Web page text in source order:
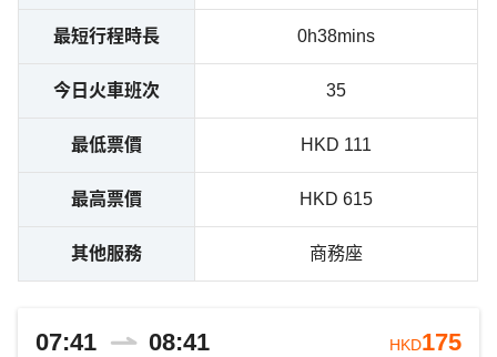
最短行程時長 0h38mins
今日火車班次 35
最低票價 HKD 111
最高票價 HKD 615
其他服務 商務座
07:41 08:41 HKD175